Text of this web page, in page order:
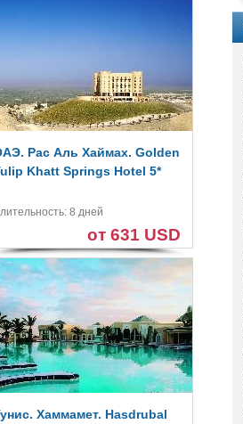
Рас Аль Хаймах. Golden
Khatt Springs Hotel 5*
8 дней
от 631 USD
Хаммамет. Hasdrubal